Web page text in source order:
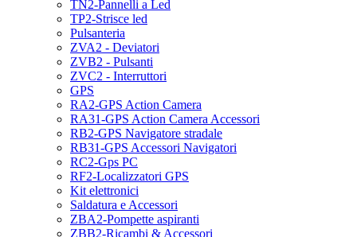
TN2-Pannelli a Led
TP2-Strisce led
Pulsanteria
ZVA2 - Deviatori
ZVB2 - Pulsanti
ZVC2 - Interruttori
GPS
RA2-GPS Action Camera
RA31-GPS Action Camera Accessori
RB2-GPS Navigatore stradale
RB31-GPS Accessori Navigatori
RC2-Gps PC
RF2-Localizzatori GPS
Kit elettronici
Saldatura e Accessori
ZBA2-Pompette aspiranti
ZBB2-Ricambi & Accessori